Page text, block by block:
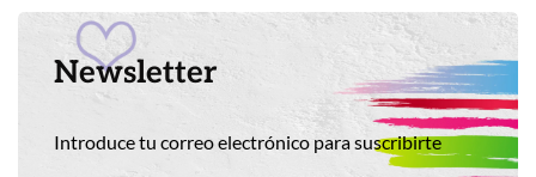
Newsletter
Introduce tu correo electrónico para suscribirte